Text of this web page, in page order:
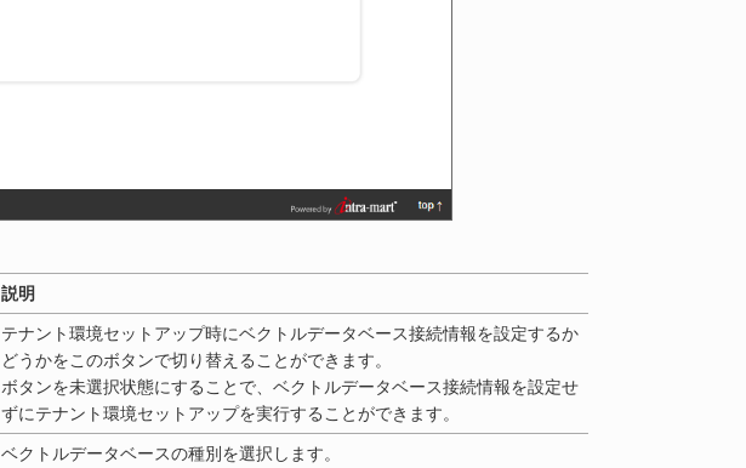
説明
テナント環境セットアップ時にベクトルデータベース接続情報を設定するか
どうかをこのボタンで切り替えることができます。
ボタンを未選択状態にすることで、ベクトルデータベース接続情報を設定せ
ずにテナント環境セットアップを実行することができます。
ベクトルデータベースの種別を選択します。